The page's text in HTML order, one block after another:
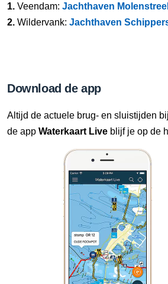
1. Veendam: Jachthaven
2. Wildervank: Jachthaven
Download de app
Altijd de actuele brug- en sluistijden
de app Waterkaart Live blijf je op de